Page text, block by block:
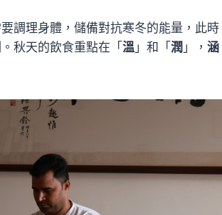
調理身體，儲備對抗寒冬的能量，此時
秋天的飲食重點在「溫 」和「潤 」， 涵